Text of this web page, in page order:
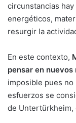
circunstancias
energéticos,
resurgir la
En este contexto,
pensar en
imposible pues
esfuerzos se
de Untertürkheim,